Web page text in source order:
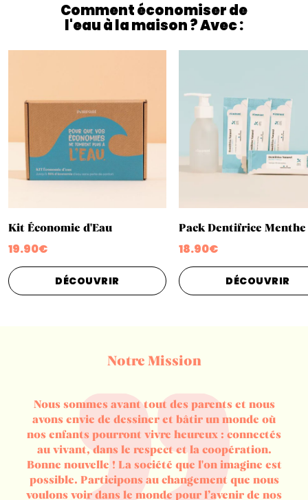
Comment économiser de
l'eau à la maison ? Avec :
Kit Économie d'Eau
19.90€
DÉCOUVRIR
Pack Dentifrice Menthe
18.90€
DÉCOUVRIR
Notre Mission
Nous sommes avant tout des parents et nous
avons envie de dessiner et bâtir un monde où
nos enfants pourront vivre heureux : connectés
au vivant, dans le respect et la coopération.
Bonne nouvelle ! La société que l'on imagine est
possible. Participons au changement que nous